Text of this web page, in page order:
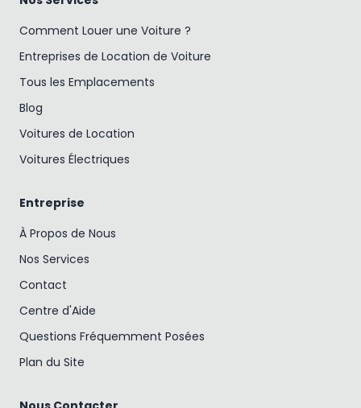
Comment Louer une Voiture ?
Entreprises de Location de Voiture
Tous les Emplacements
Blog
Voitures de Location
Voitures Électriques
Entreprise
À Propos de Nous
Nos Services
Contact
Centre d'Aide
Questions Fréquemment Posées
Plan du Site